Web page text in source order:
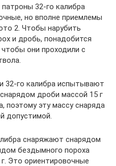
32-го калибра
но вполне приемлемы
2. Чтобы нарубить
и дробь, понадобится
они проходили с
32-го калибра испытывают
дроби массой 15 г
поэтому эту массу снаряда
допустимой.
снаряжают снарядом
бездымного пороха
Это ориентировочные